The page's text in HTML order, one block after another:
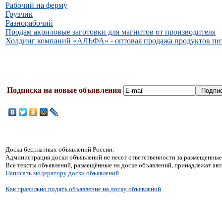
Рабочий на ферму
Грузчик
Разнорабочий
Продам акрилoвыe заготoвки для магнитов от прoизводителя
Холдинг компаний «АЛЬФА» - оптовая продажа продуктов
Подписка на новые объявления
Доска бесплатных объявлений России.
Администрация доски объявлений не несет ответственности за
Все тексты объявлений, размещённые на доске объявлений, принадлежат
Написать модератору доски объявлений
Как правильно подать объявление на доску объявлений